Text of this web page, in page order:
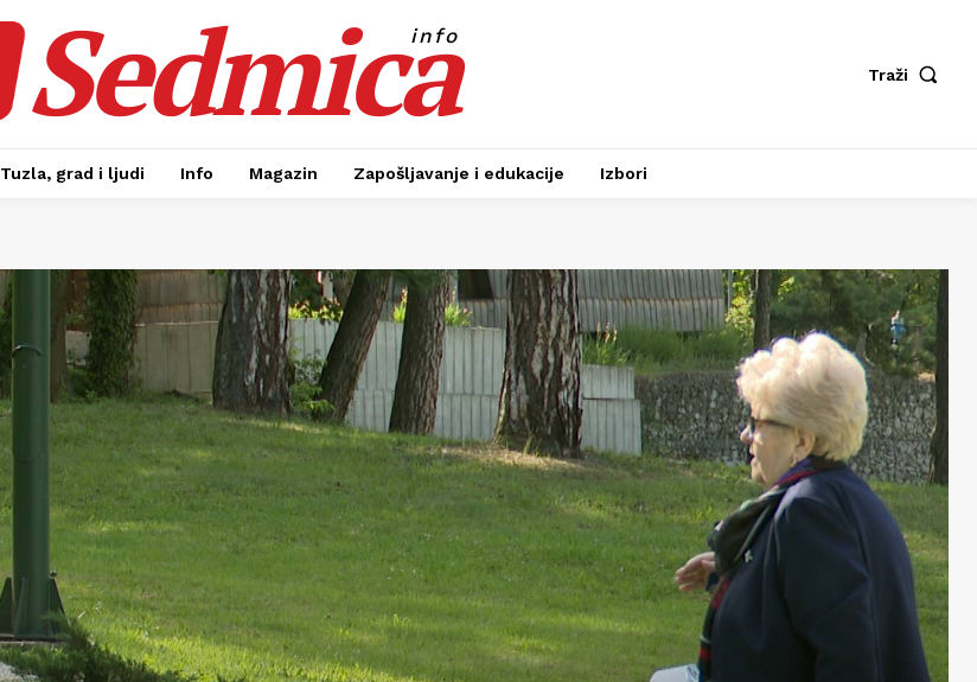
Sedmica
info
Traži
Tuzla, grad i ljudi Info Magazin Zapošljavanje i edukacije Izbori